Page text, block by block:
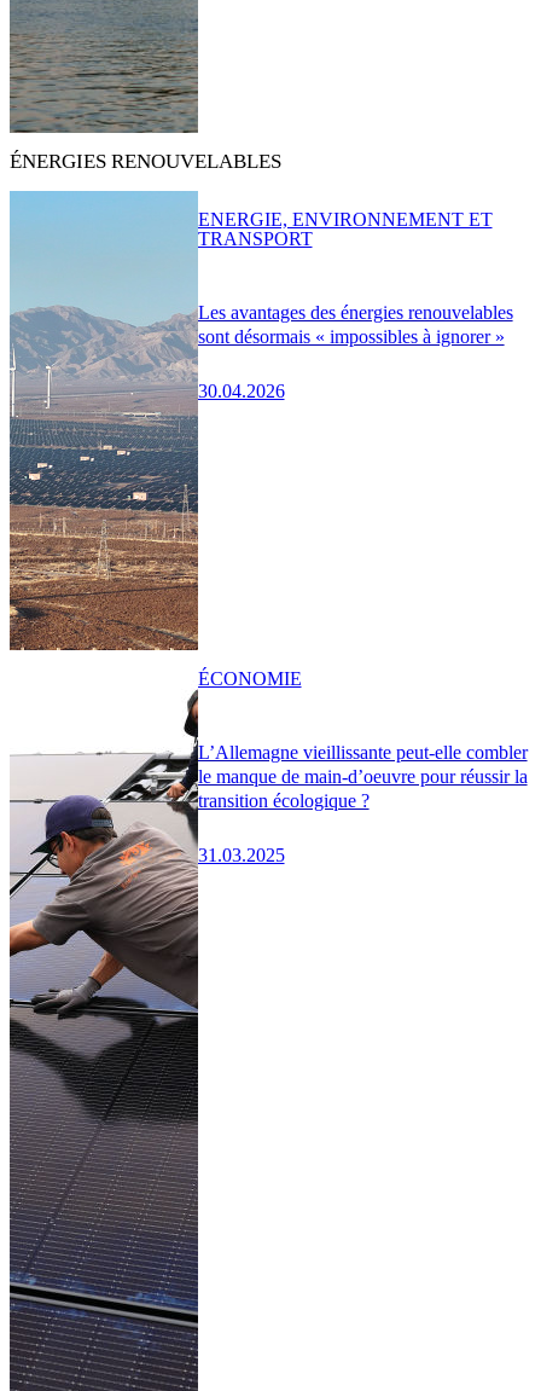
ÉNERGIES RENOUVELABLES
Les avantages des énergies renouvelables
sont désormais « impossibles à ignorer »
30.04.2026
ENERGIE, ENVIRONNEMENT ET
TRANSPORT
L’Allemagne vieillissante peut-elle combler
le manque de main-d’oeuvre pour réussir la
transition écologique ?
31.03.2025
ÉCONOMIE